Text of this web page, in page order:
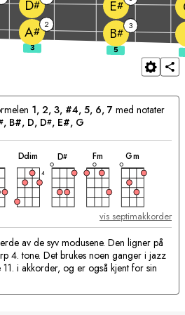
A# 2
B# 3
D# E#
1, 2, 3, #4, 5, 6, 7med notater
, B#, D, D#, E#, G
akkord
Ddim
akkord
4
D#
akkord
Fm
akkord
Gm
akkord
vis septimakkorder
av de syv modusene. Den ligner på
4. tone. Det brukes noen ganger i jazz
i akkorder, og er også kjent for sin